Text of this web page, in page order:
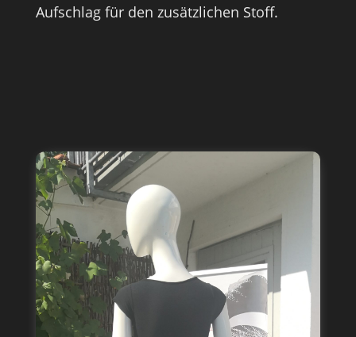
Aufschlag für den zusätzlichen Stoff.